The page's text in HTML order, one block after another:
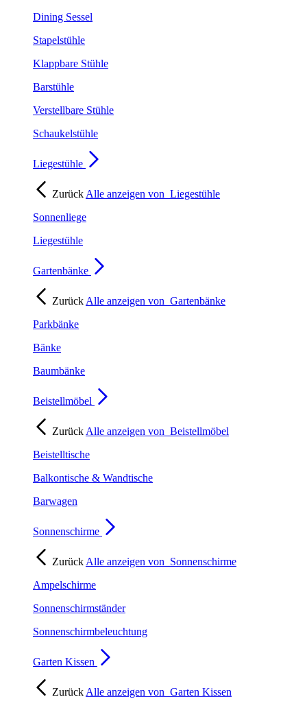
Dining Sessel
Stapelstühle
Klappbare Stühle
Barstühle
Verstellbare Stühle
Schaukelstühle
Liegestühle
Zurück Alle anzeigen von Liegestühle
Sonnenliege
Liegestühle
Gartenbänke
Zurück Alle anzeigen von Gartenbänke
Parkbänke
Bänke
Baumbänke
Beistellmöbel
Zurück Alle anzeigen von Beistellmöbel
Beistelltische
Balkontische & Wandtische
Barwagen
Sonnenschirme
Zurück Alle anzeigen von Sonnenschirme
Ampelschirme
Sonnenschirmständer
Sonnenschirmbeleuchtung
Garten Kissen
Zurück Alle anzeigen von Garten Kissen